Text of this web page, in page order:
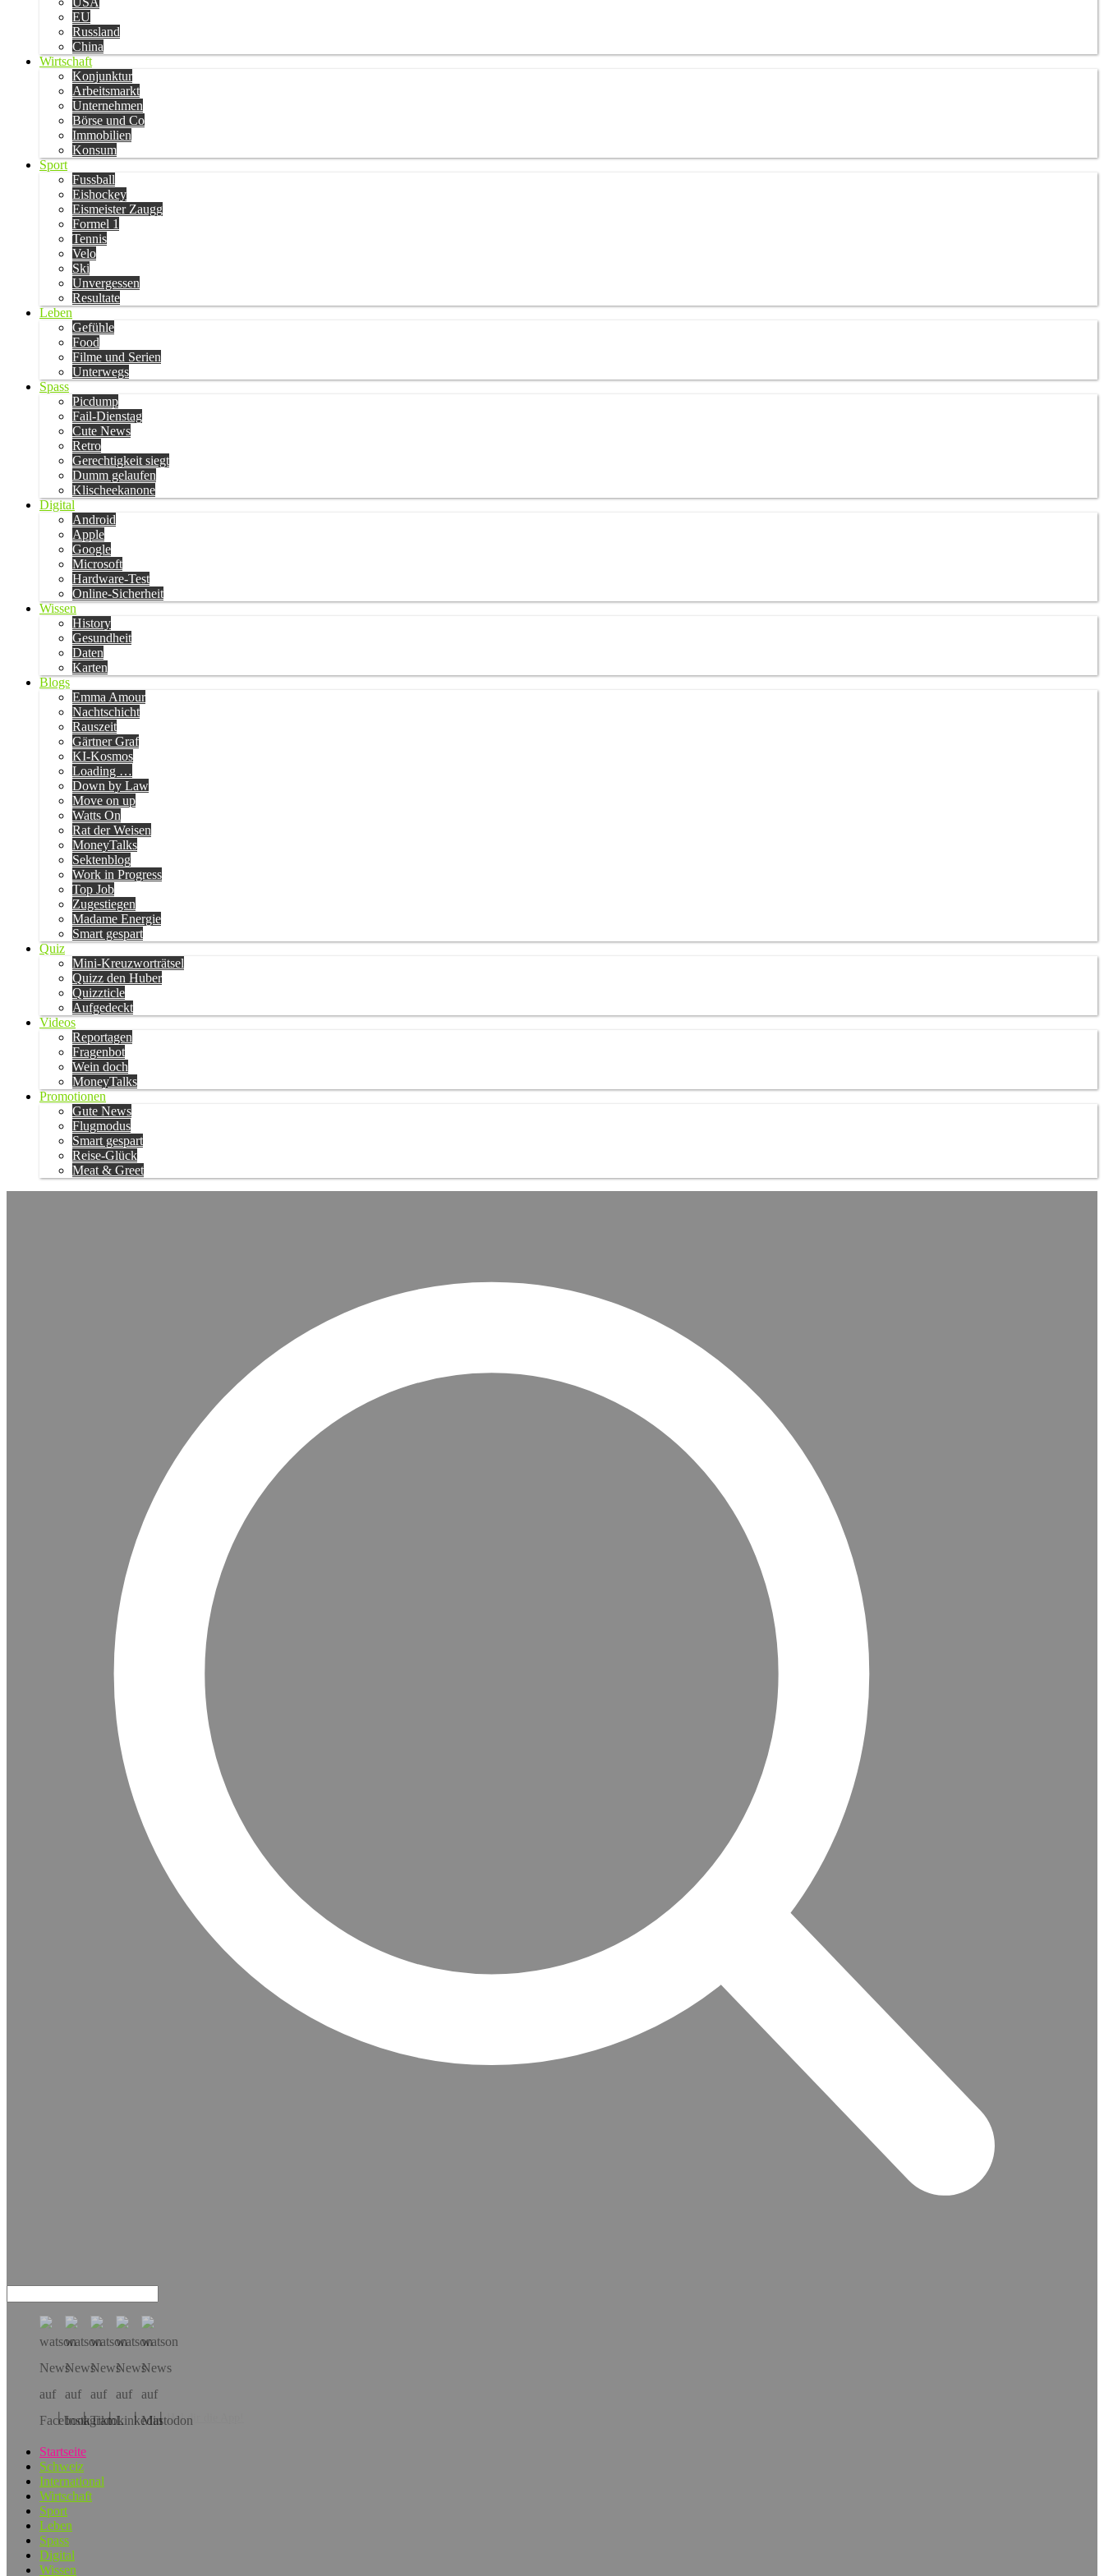
EU
Russland
China
Wirtschaft
Konjunktur
Arbeitsmarkt
Unternehmen
Börse und Co
Immobilien
Konsum
Sport
Fussball
Eishockey
Eismeister Zaugg
Formel 1
Tennis
Velo
Ski
Unvergessen
Resultate
Leben
Gefühle
Food
Filme und Serien
Unterwegs
Spass
Picdump
Fail-Dienstag
Cute News
Retro
Gerechtigkeit siegt
Dumm gelaufen
Klischeekanone
Digital
Android
Apple
Google
Microsoft
Hardware-Test
Online-Sicherheit
Wissen
History
Gesundheit
Daten
Karten
Blogs
Emma Amour
Nachtschicht
Rauszeit
Gärtner Graf
KI-Kosmos
Loading …
Down by Law
Move on up
Watts On
Rat der Weisen
MoneyTalks
Sektenblog
Work in Progress
Top Job
Zugestiegen
Madame Energie
Smart gespart
Quiz
Mini-Kreuzworträtsel
Quizz den Huber
Quizzticle
Aufgedeckt
Videos
Reportagen
Fragenbot
Wein doch
MoneyTalks
Promotionen
Gute News
Flugmodus
Smart gespart
Reise-Glück
Meat & Greet
Hol dir die App!
Startseite
Schweiz
International
Wirtschaft
Sport
Leben
Spass
Digital
Wissen